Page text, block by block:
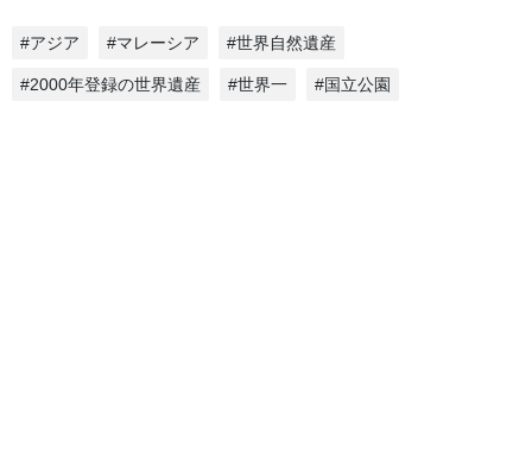
#アジア #マレーシア #世界自然遺産
#2000年登録の世界遺産 #世界一 #国立公園